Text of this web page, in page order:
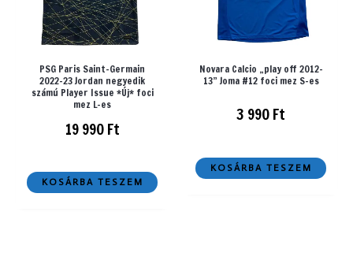
PSG Paris Saint-Germain
2022-23 Jordan negyedik
számú Player Issue *Új* foci
mez L-es
19 990Ft
KOSÁRBA TESZEM
Novara Calcio „play off 2012-
13” Joma #12 foci mez S-es
3 990Ft
KOSÁRBA TESZEM